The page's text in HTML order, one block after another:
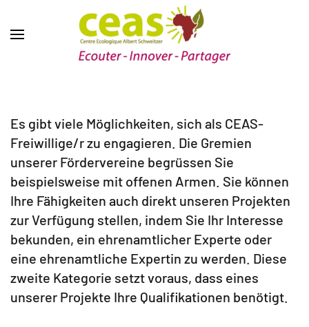
Freiwilligenarbeit
Es gibt viele Möglichkeiten, sich als CEAS-
Freiwillige/r zu engagieren. Die Gremien
unserer Fördervereine begrüssen Sie
beispielsweise mit offenen Armen. Sie können
Ihre Fähigkeiten auch direkt unseren Projekten
zur Verfügung stellen, indem Sie Ihr Interesse
bekunden, ein ehrenamtlicher Experte oder
eine ehrenamtliche Expertin zu werden. Diese
zweite Kategorie setzt voraus, dass eines
unserer Projekte Ihre Qualifikationen benötigt.